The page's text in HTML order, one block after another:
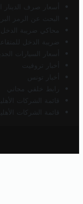
أسعار صرف الدينار
البحث عن الرمز
محاكي ضريبة
ضريبة الدخل
أسعار السيارات
أخبار تروفيت
أخبار تونس
رابط خلفي مجاني
قائمة الشركات
قائمة الشركات